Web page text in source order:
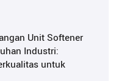
Unit Softener
Industri:
untuk